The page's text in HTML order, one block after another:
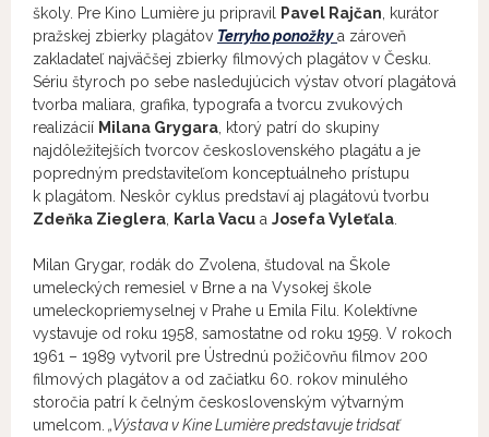
školy. Pre Kino Lumière ju pripravil
Pavel Rajčan , kurátor
pražskej zbierky plagátov Terryho ponožky a zároveň
zakladateľ najväčšej zbierky filmových plagátov v Česku.
Sériu štyroch po sebe nasledujúcich výstav otvorí plagátová
tvorba maliara, grafika, typografa a tvorcu zvukových
realizácií Milana Grygara , ktorý patrí do skupiny
najdôležitejších tvorcov československého plagátu a je
popredným predstaviteľom konceptuálneho prístupu
k plagátom. Neskôr cyklus predstaví aj plagátovú tvorbu
Zdeňka Zieglera
Karla Vacu a Josefa Vyleťala
Milan Grygar, rodák do Zvolena, študoval na Škole
umeleckých remesiel v Brne a na Vysokej škole
umeleckopriemyselnej v Prahe u Emila Filu. Kolektívne
vystavuje od roku 1958, samostatne od roku 1959. V rokoch
1961 – 1989 vytvoril pre Ústrednú požičovňu filmov 200
filmových plagátov a od začiatku 60. rokov minulého
storočia patrí k čelným československým výtvarným
umelcom. „Výstava v Kine Lumière predstavuje tridsať